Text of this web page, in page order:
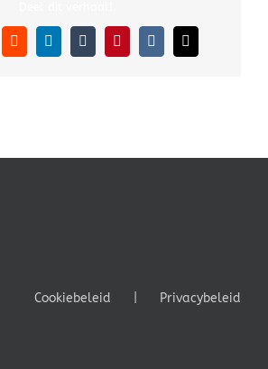
RedditLinkedInTumblrPinterestVk
E-
mail
Cookiebeleid Privacybeleid